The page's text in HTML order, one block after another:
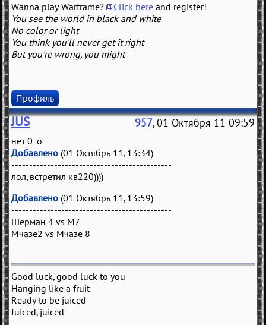
Wanna play Warframe? Click here and register!
You see the world in black and white
No color or light
You think you'll never get it right
But you're wrong, you might
Профиль
JUS 957, 01 Октября 11 09:59
нет 0_о
Добавлено (01 Октябрь 11, 13:34)
---------------------------------------------
лол, встретил кв220))))
Добавлено (01 Октябрь 11, 13:59)
---------------------------------------------
Шерман 4 vs М7
Мчазе2 vs Мчазе 8
Good luck, good luck to you
Hanging like a fruit
Ready to be juiced
Juiced, juiced